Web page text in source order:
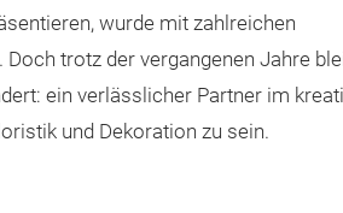
wurde mit zahlreichen
trotz der vergangenen Jahre
ein verlässlicher Partner im
und Dekoration zu sein.